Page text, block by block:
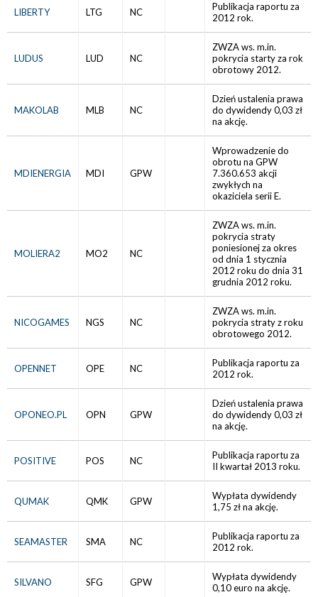
LIBERTY LTG NC
Publikacja raportu za
2012 rok.
LUDUS LUD NC
ZWZA ws. m.in.
pokrycia starty za rok
obrotowy 2012.
MAKOLAB MLB NC
Dzień ustalenia prawa
do dywidendy 0,03 zł
na akcję.
MDIENERGIA MDI GPW
Wprowadzenie do
obrotu na GPW
7.360.653 akcji
zwykłych na
okaziciela serii E.
MOLIERA2 MO2 NC
ZWZA ws. m.in.
pokrycia straty
poniesionej za okres
od dnia 1 stycznia
2012 roku do dnia 31
grudnia 2012 roku.
NICOGAMES NGS NC
ZWZA ws. m.in.
pokrycia straty z roku
obrotowego 2012.
OPENNET OPE NC
Publikacja raportu za
2012 rok.
OPONEO.PL OPN GPW
Dzień ustalenia prawa
do dywidendy 0,03 zł
na akcję.
POSITIVE POS NC
Publikacja raportu za
II kwartał 2013 roku.
QUMAK QMK GPW
Wypłata dywidendy
1,75 zł na akcję.
SEAMASTER SMA NC
Publikacja raportu za
2012 rok.
SILVANO SFG GPW
Wypłata dywidendy
0,10 euro na akcję.